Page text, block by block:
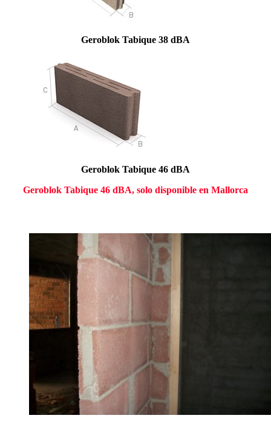
Geroblok Tabique 38 dBA
Geroblok Tabique 46 dBA
Geroblok Tabique 46 dBA, solo disponible en Mallorca